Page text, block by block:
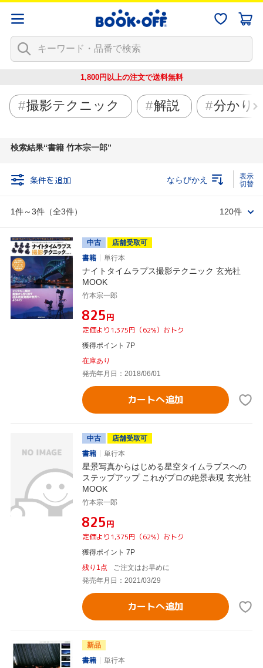
1,800円以上の注文で送料無料
撮影テクニック 解説 分かり
検索結果 書籍 竹本宗一郎
条件を追加
1件～3件（全3件）
ならびかえ
120件
中古
店舗受取可
書籍
単行本
ナイトタイムラプス撮影テクニック 玄光社
MOOK
竹本宗一郎
¥825円
定価より1,375円（62%）おトク
獲得ポイント 7P
在庫あり
発売年月日：2018/06/01
カートへ追加
中古
店舗受取可
書籍
単行本
星景写真からはじめる星空タイムラプスへの
ステップアップ これがプロの絶景表現 玄光社
MOOK
竹本宗一郎
¥825円
定価より1,375円（62%）おトク
獲得ポイント 7P
残り1点
ご注文はお早めに
発売年月日：2021/03/29
カートへ追加
新品
書籍
単行本